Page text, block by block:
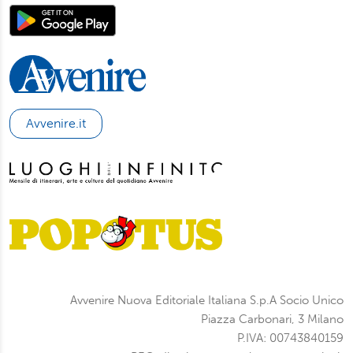
Avvenire.it
Avvenire Nuova Editoriale Italiana S.p.A Socio Unico
Piazza Carbonari, 3 Milano
P.IVA: 00743840159